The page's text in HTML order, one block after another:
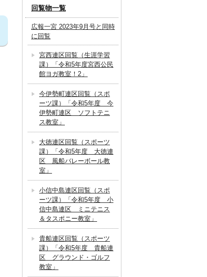
回覧物一覧
広報一宮 2023年9月号と同時
に回覧
宮西連区回覧（生涯学習
課）「令和5年度宮西公民
館ヨガ教室！2」
今伊勢町連区回覧（スポ
ーツ課）「令和5年度 今
伊勢町連区 ソフトテニ
ス教室」
大徳連区回覧（スポーツ
課）「令和5年度 大徳連
区 風船バレーボール教
室」
小信中島連区回覧（スポ
ーツ課）「令和5年度 小
信中島連区 ミニテニス
＆タスポニー教室」
貴船連区回覧（スポーツ
課）「令和5年度 貴船連
区 グラウンド・ゴルフ
教室」